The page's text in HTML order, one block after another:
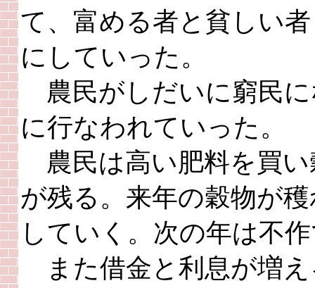
て、富める者と貧しい
にしていった。
農民がしだいに窮民
に行なわれていった。
農民は高い肥料を買い
が残る。来年の穀物が
していく。次の年は不
また借金と利息が増